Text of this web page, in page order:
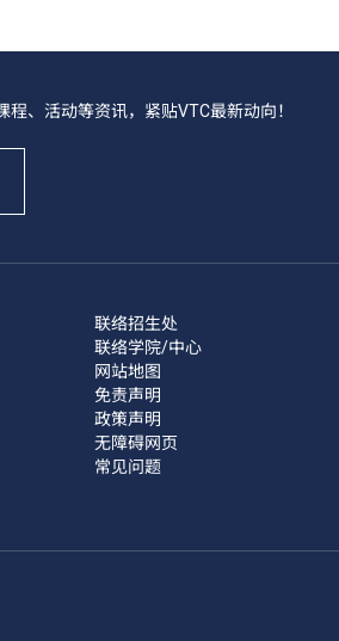
程、活动等资讯，紧贴VTC最新动向！
联络招生处
联络学院/中心
网站地图
免责声明
政策声明
无障碍网页
常见问题